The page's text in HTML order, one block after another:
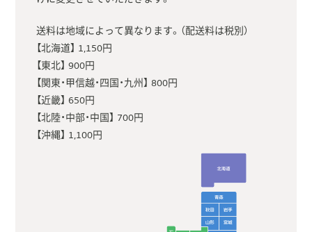
送料は地域によって異なります。（配送料は税別）
【北海道】 1,150円
【東北】 900円
【関東・甲信越・四国・九州】 800円
【近畿】 650円
【北陸・中部・中国】 700円
【沖縄】 1,100円